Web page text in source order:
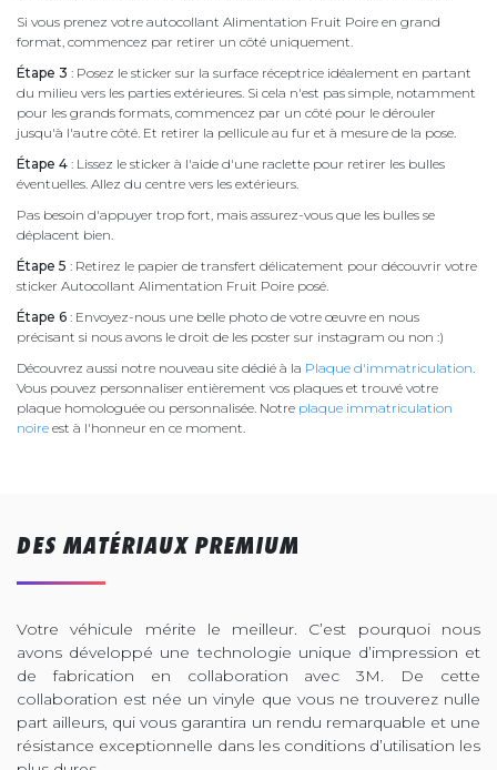
Si vous prenez votre autocollant Alimentation Fruit Poire en grand
format, commencez par retirer un côté uniquement.
Étape 3 : Posez le sticker sur la surface réceptrice idéalement en partant
du milieu vers les parties extérieures. Si cela n'est pas simple, notamment
pour les grands formats, commencez par un côté pour le dérouler
jusqu'à l'autre côté. Et retirer la pellicule au fur et à mesure de la pose.
Étape 4 : Lissez le sticker à l'aide d'une raclette pour retirer les bulles
éventuelles. Allez du centre vers les extérieurs.
Pas besoin d'appuyer trop fort, mais assurez-vous que les bulles se
déplacent bien.
Étape 5 : Retirez le papier de transfert délicatement pour découvrir votre
sticker Autocollant Alimentation Fruit Poire posé.
Étape 6 : Envoyez-nous une belle photo de votre œuvre en nous
précisant si nous avons le droit de les poster sur instagram ou non :)
Découvrez aussi notre nouveau site dédié à la Plaque d'immatriculation
Vous pouvez personnaliser entièrement vos plaques et trouvé votre
plaque homologuée ou personnalisée. Notre plaque immatriculation
noire est à l'honneur en ce moment.
DES MATÉRIAUX PREMIUM
Votre véhicule mérite le meilleur. C’est pourquoi nous
avons développé une technologie unique d’impression et
de fabrication en collaboration avec 3M. De cette
collaboration est née un vinyle que vous ne trouverez nulle
part ailleurs, qui vous garantira un rendu remarquable et une
résistance exceptionnelle dans les conditions d’utilisation les